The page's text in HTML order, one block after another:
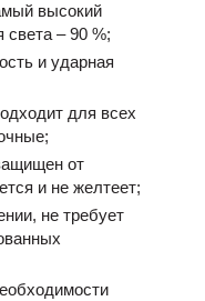
высокий
света – 90 %;
и ударная
для всех
от
и не желтеет;
не требует